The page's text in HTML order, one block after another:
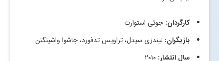
کارگردان: جوئی استوارت
بازیگران: لیندزی سیدل، تراویس تدفورد، جاشوا واشینگتن
سال انتشار: